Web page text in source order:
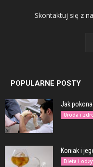
Skontaktuj się z
POPULARNE POSTY
Jak
Uroda i
Koniak i
Dieta i